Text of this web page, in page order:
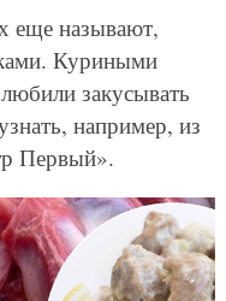
еще называют,
Куриными
закусывать
например, из
Первый».